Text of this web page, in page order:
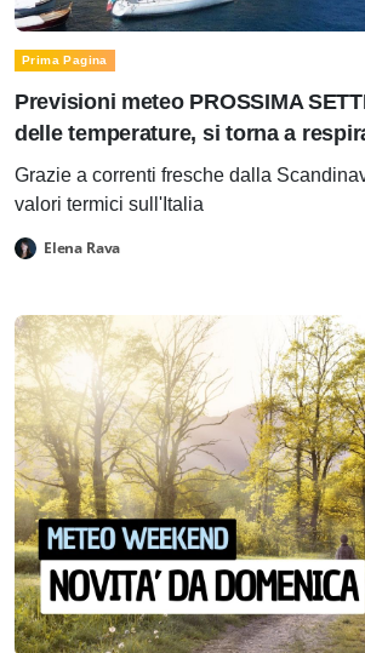
Prima Pagina
Previsioni meteo PROSSIMA
delle temperature, si torna a
Grazie a correnti fresche dalla
valori termici sull'Italia
Elena Rava